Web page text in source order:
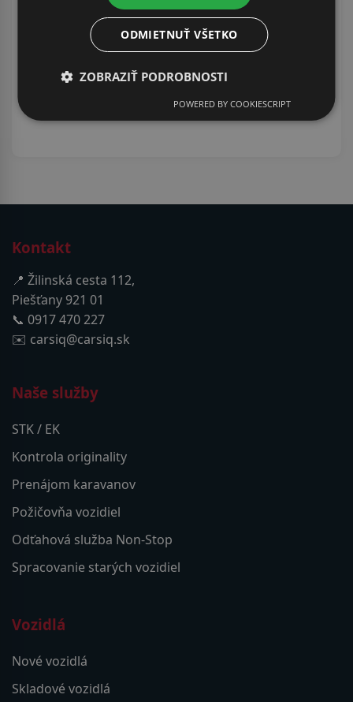
Kontrola originality
0907 900 999
Kontakt
📍 Žilinská cesta 112,
Piešťany 921 01
📞 0917 470 227
✉️ carsiq@carsiq.sk
Naše služby
STK / EK
Kontrola originality
Prenájom karavanov
Požičovňa vozidiel
Odťahová služba Non-Stop
Spracovanie starých vozidiel
Vozidlá
Nové vozidlá
Skladové vozidlá
ODMIETNUŤ VŠETKO
ZOBRAZIŤ PODROBNOSTI
POWERED BY COOKIESCRIPT